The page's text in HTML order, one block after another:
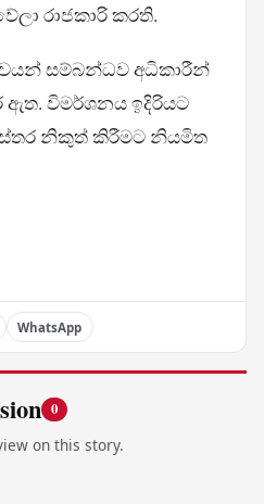
රාජකාරි කරති.
සම්බන්ධව අධිකාරීන්
විමර්ශනය ඉදිරියට
නිකුත් කිරීමට නියමිත
WhatsApp
0
on this story.